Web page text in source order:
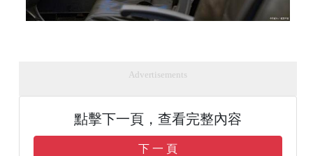
Advertisements
點擊下一頁，查看完整內容
下 一 頁